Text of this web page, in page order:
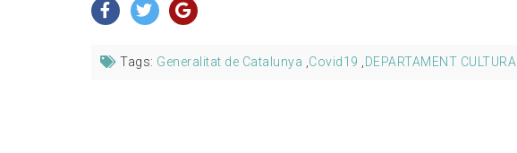
Tags: Generalitat de Catalunya ,Covid19 ,DEPARTAMENT CULTURA